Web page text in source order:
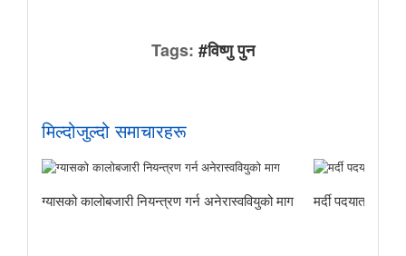
Tags: #विष्णु पुन
मिल्दोजुल्दो समाचारहरू
ग्यासको कालोबजारी नियन्त्रण गर्न अनेरास्ववियुको माग मर्दी